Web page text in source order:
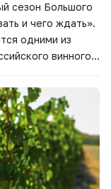
сезон Большого
и чего ждать».
одними из
винного
которые